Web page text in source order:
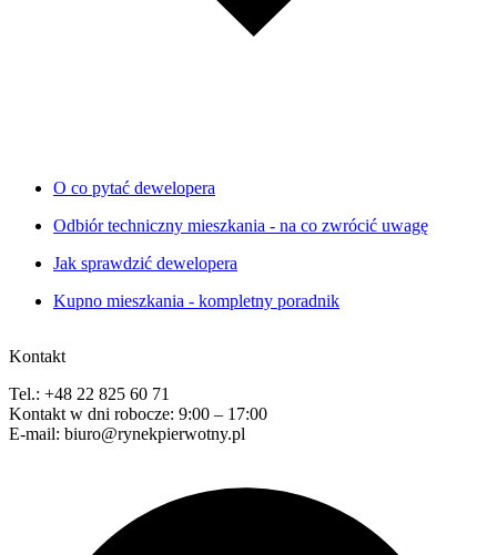
O co pytać dewelopera
Odbiór techniczny mieszkania - na co zwrócić uwagę
Jak sprawdzić dewelopera
Kupno mieszkania - kompletny poradnik
Kontakt
Tel.: +48 22 825 60 71
Kontakt w dni robocze: 9:00 – 17:00
E-mail: biuro@rynekpierwotny.pl